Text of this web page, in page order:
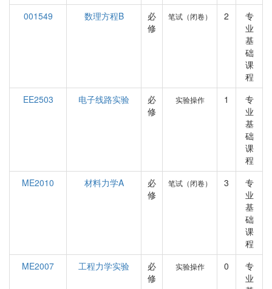
001549
数理方程B
必
修
笔试（闭卷） 2
专
业
基
础
课
程
EE2503
电子线路实验
必
修
实验操作 1
专
业
基
础
课
程
ME2010
材料力学A
必
修
笔试（闭卷） 3
专
业
基
础
课
程
ME2007
工程力学实验
必
修
实验操作 0
专
业